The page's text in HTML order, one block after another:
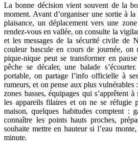
La bonne décision vient souvent de la
moment. Avant d’organiser une sortie à
plaisance, un déplacement vers une
rendez‑vous en vallée, on consulte la
et les messages de la sécurité civile de
couleur bascule en cours de journée, on
pique‑nique peut se transformer en
pêche se décaler, une balade
portable, on partage l’info officielle à
rumeurs, et on pense aux plus vulnérables
zones basses, équipages qui s’apprêtent
les appareils filaires et on ne se réfugie
maison, quelques habitudes comptent :
connaître les points hauts proches,
souhaite mettre en hauteur si l’eau
minute.